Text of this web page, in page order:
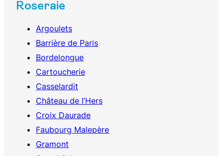
Roseraie
Argoulets
Barrière de Paris
Bordelongue
Cartoucherie
Casselardit
Château de l’Hers
Croix Daurade
Faubourg Malepère
Gramont